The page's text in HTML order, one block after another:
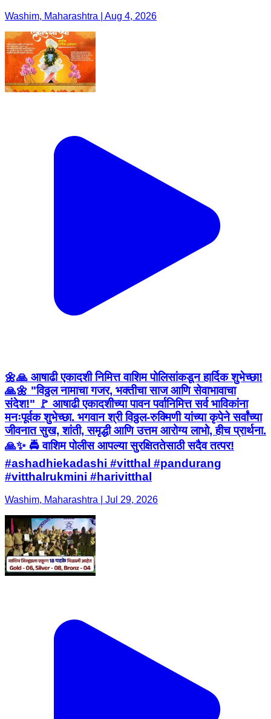
Washim, Maharashtra | Aug 4, 2026
🌼🙏 आषाढी एकादशी निमित्त वाशिम पोलिसांकडून हार्दिक शुभेच्छा!
🙏🌼 "विठ्ठल नामाचा गजर, भक्तीचा साज आणि सेवाभावाचा
संदेश!" 🚩 आषाढी एकादशीच्या पावन पर्वानिमित्त सर्व भाविकांना
मनःपूर्वक शुभेच्छा. भगवान श्री विठ्ठल-रुक्मिणी यांच्या कृपेने सर्वांच्या
जीवनात सुख, शांती, समृद्धी आणि उत्तम आरोग्य लाभो, हीच प्रार्थना.
🙏✨ 🚔 वाशिम पोलीस आपल्या सुरक्षिततेसाठी सदैव तत्पर!
#ashadhiekadashi #vitthal #pandurang
#vitthalrukmini #harivitthal
Washim, Maharashtra | Jul 29, 2026